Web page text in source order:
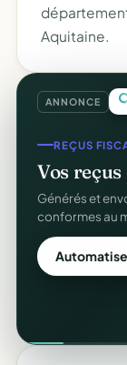
Aquitaine.
ANNONCE
REÇUS
Vos reçus
Générés et
conformes au